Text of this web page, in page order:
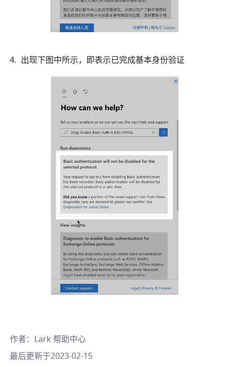
出现下图中所示，即表示已完成基本身份验证
作者： Lark 帮助中心
最后更新于2023-02-15